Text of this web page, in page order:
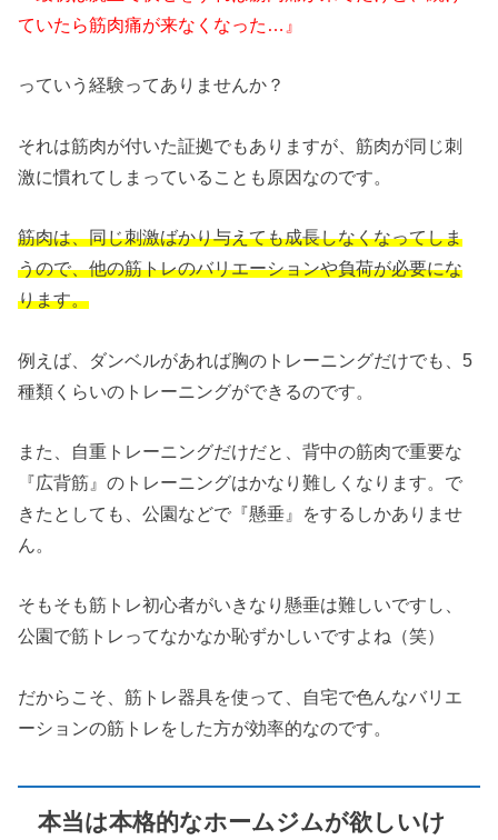
ていたら筋肉痛が来なくなった…』
っていう経験ってありませんか？
それは筋肉が付いた証拠でもありますが、筋肉が同じ刺
激に慣れてしまっていることも原因なのです。
筋肉は、同じ刺激ばかり与えても成長しなくなってしま
うので、他の筋トレのバリエーションや負荷が必要にな
ります。
例えば、ダンベルがあれば胸のトレーニングだけでも、5
種類くらいのトレーニングができるのです。
また、自重トレーニングだけだと、背中の筋肉で重要な
『広背筋』のトレーニングはかなり難しくなります。で
きたとしても、公園などで『懸垂』をするしかありませ
ん。
そもそも筋トレ初心者がいきなり懸垂は難しいですし、
公園で筋トレってなかなか恥ずかしいですよね（笑）
だからこそ、筋トレ器具を使って、自宅で色んなバリエ
ーションの筋トレをした方が効率的なのです。
本当は本格的なホームジムが欲しいけ